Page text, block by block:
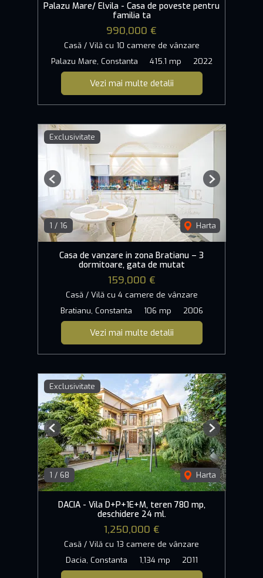
Palazu Mare/ Elvila - Casa de poveste pentru
familia ta
990,000 €
Casă / Vilă cu 10 camere de vânzare
Palazu Mare, Constanta
415.1 mp 2022
Vezi mai multe detalii
Exclusivitate
1 / 16 Harta
Previous Next
Casa de vanzare in zona Bratianu – 3
dormitoare, gata de mutat
159,000 €
Casă / Vilă cu 4 camere de vânzare
Bratianu, Constanta
106 mp 2006
Vezi mai multe detalii
Exclusivitate
1 / 68 Harta
Previous Next
DACIA - Vila D+P+1E+M, teren 780 mp,
deschidere 24 ml.
1,250,000 €
Casă / Vilă cu 13 camere de vânzare
Dacia, Constanta
1,134 mp 2011